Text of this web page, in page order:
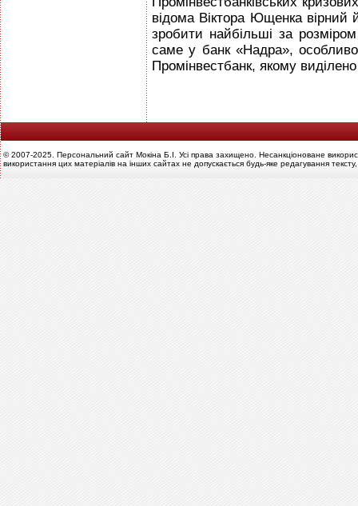
відома Віктора Ющенка
зробити найбільші за
саме у банк «Надра»,
Промінвестбанк, якому
© 2007-2025. Персональний сайт Мокіна Б.І. Усі права захищено. Несанкціоноване
використання цих матеріалів на інших сайтах не допускається будь-яке редагування